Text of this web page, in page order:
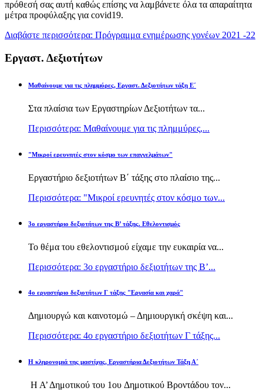
πρόθεσή σας αυτή καθώς επίσης να λαμβάνετε όλα τα απαραίτητα
μέτρα προφύλαξης για covid19.
Διαβάστε περισσότερα: Πρόγραμμα ενημέρωσης γονέων 2021 -22
Εργαστ. Δεξιοτήτων
Μαθαίνουμε για τις πλημμύρες, Εργαστ. Δεξιοτήτων τάξη Ε΄
Στα πλαίσια των Εργαστηρίων Δεξιοτήτων τα...
Περισσότερα: Μαθαίνουμε για τις πλημμύρες,...
"Μικροί ερευνητές στον κόσμο των επαγγελμάτων"
Εργαστήριο δεξιοτήτων Β΄ τάξης στο πλαίσιο της...
Περισσότερα: "Μικροί ερευνητές στον κόσμο των...
3ο εργαστήριο δεξιοτήτων της Β’ τάξης. Εθελοντισμός
Το θέμα του εθελοντισμού είχαμε την ευκαιρία να...
Περισσότερα: 3ο εργαστήριο δεξιοτήτων της Β’...
4ο εργαστήριο δεξιοτήτων Γ τάξης "Εργασία και χαρά"
Δημιουργώ και καινοτομώ – Δημιουργική σκέψη και...
Περισσότερα: 4ο εργαστήριο δεξιοτήτων Γ τάξης...
H κληρονομιά της μαστίχας, Εργαστήρια Δεξιοτήτων Τάξη Α΄
Η Α’ Δημοτικού του 1ου Δημοτικού Βροντάδου τον...